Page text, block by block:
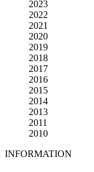
2023
2022
2021
2020
2019
2018
2017
2016
2015
2014
2013
2011
2010
INFORMATION